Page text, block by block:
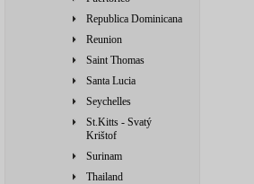
Republica Dominicana
Reunion
Saint Thomas
Santa Lucia
Seychelles
St.Kitts - Svatý
Krištof
Surinam
Thailand